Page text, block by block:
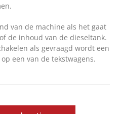
van de machine als het gaat
de inhoud van de dieseltank.
als gevraagd wordt een
een van de tekstwagens.